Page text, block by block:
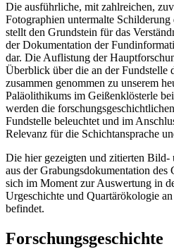
Die ausführliche, mit zahlreichen,
Fotographien untermalte
stellt den Grundstein für das
der Dokumentation der
dar. Die Auflistung der
Überblick über die an der Fundstelle
zusammen genommen zu unserem
Paläolithikums im Geißenklösterle
werden die
Fundstelle beleuchtet und im
Relevanz für die Schichtansprache
Die hier gezeigten und zitierten Bild-
aus der Grabungsdokumentation
sich im Moment zur Auswertung in
Urgeschichte und Quartärökologie
befindet.
Forschungsgeschichte